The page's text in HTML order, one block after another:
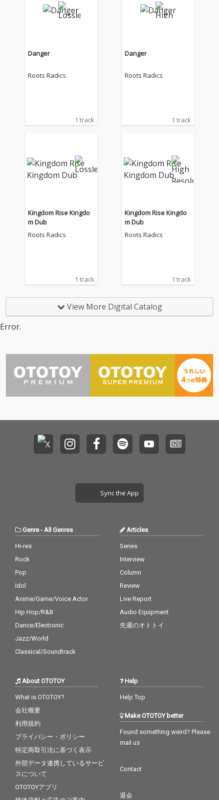
Danger
Roots Radics
1 track
Danger
Roots Radics
1 track
Kingdom Rise Kingdo
m Dub
Roots Radics
1 track
Kingdom Rise Kingdo
m Dub
Roots Radics
1 track
View More Digital Catalog
Error.
Sync the App
Genre- All Genres
Hi-res
Rock
Pop
Idol
Anime/Game/Voice Actor
Hip Hop/R&B
Dance/Electronic
Jazz/World
Classical/Soundtrack
Articles
Series
Interview
Column
Review
Live Report
Audio Equipment
先週のオトトイ
About OTOTOY
What is OTOTOY?
会社概要
利用規約
プライバシー・ポリシー
特定商取引法に基づく表示
外部データ連携しているサービ
スについて
OTOTOYアプリ
Help
Help Top
Make OTOTOY better
Found something weird? Please
mail us
Contact
退会